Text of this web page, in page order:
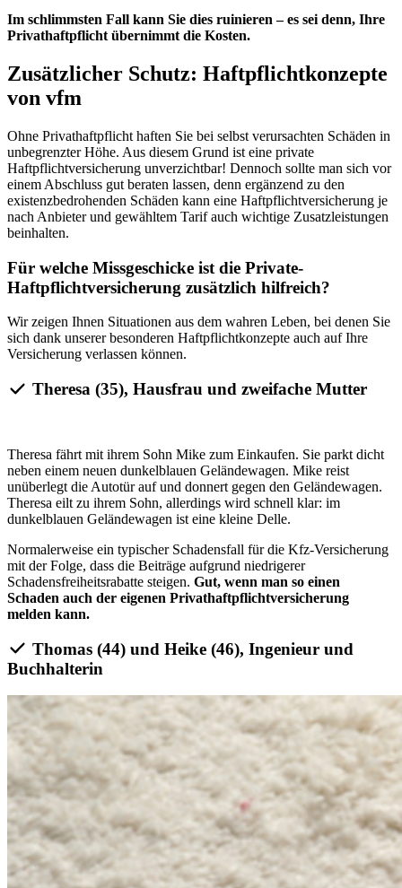
Im schlimmsten Fall kann Sie dies ruinieren – es sei denn, Ihre
Privathaftpflicht übernimmt die Kosten.
Zusätzlicher Schutz: Haftpflichtkonzepte
von vfm
Ohne Privathaftpflicht haften Sie bei selbst verursachten Schäden in
unbegrenzter Höhe. Aus diesem Grund ist eine private
Haftpflichtversicherung unverzichtbar! Dennoch sollte man sich vor
einem Abschluss gut beraten lassen, denn ergänzend zu den
existenzbedrohenden Schäden kann eine Haftpflichtversicherung je
nach Anbieter und gewähltem Tarif auch wichtige Zusatzleistungen
beinhalten.
Für welche Missgeschicke ist die Private-
Haftpflichtversicherung zusätzlich hilfreich?
Wir zeigen Ihnen Situationen aus dem wahren Leben, bei denen Sie
sich dank unserer besonderen Haftpflichtkonzepte auch auf Ihre
Versicherung verlassen können.
Theresa (35), Hausfrau und zweifache Mutter
Theresa fährt mit ihrem Sohn Mike zum Einkaufen. Sie parkt dicht
neben einem neuen dunkelblauen Geländewagen. Mike reist
unüberlegt die Autotür auf und donnert gegen den Geländewagen.
Theresa eilt zu ihrem Sohn, allerdings wird schnell klar: im
dunkelblauen Geländewagen ist eine kleine Delle.
Normalerweise ein typischer Schadensfall für die Kfz-Versicherung
mit der Folge, dass die Beiträge aufgrund niedrigerer
Schadensfreiheitsrabatte steigen. Gut, wenn man so einen
Schaden auch der eigenen Privathaftpflichtversicherung
melden kann.
Thomas (44) und Heike (46), Ingenieur und
Buchhalterin